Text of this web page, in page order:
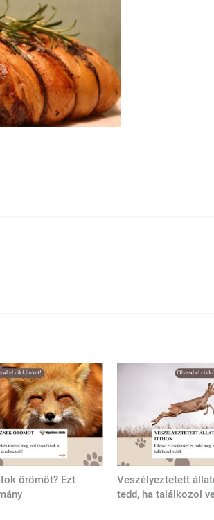
örömöt? Ezt
Veszélyeztetett
tedd, ha találkozol